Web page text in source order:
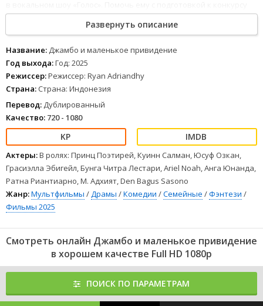
вызывается маленькое, но обаятельное привидение Мэри.
Вместе новые друзья отправятся в головокружительное
приключение, в ходе которого им предстоитобрестиверу в себя
и почувствовать вкус настоящей победы.
8
Развернуть описание
Название: Джамбо и маленькое привидение
Год выхода:Год: 2025
Режиссер:Режиссер: Ryan Adriandhy
Страна: Страна: Индонезия
Перевод: Дублированный
Качество: 720 - 1080
Актеры:В ролях: Принц Поэтирей, Куинн Салман, Юсуф Озкан,
Грасиэлла Эбигейл, Бунга Читра Лестари, Ariel Noah, Анга Юнанда,
Ратна Риантиарно, М. Адхият, Den Bagus Sasono
Жанр:Мультфильмы /Драмы /Комедии /Семейные /Фэнтези /
Фильмы 2025
Смотреть онлайн Джамбо и маленькое привидение
в хорошем качестве Full HD 1080p
ПОИСК ПО ПАРАМЕТРАМ